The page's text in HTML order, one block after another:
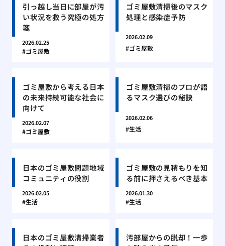
引っ越し当日に部屋が汚
い状況を救う究極の処方
箋
2026.02.25
ゴミ屋敷
ゴミ屋敷清掃後のマスク
処理と感染症予防
2026.02.09
ゴミ屋敷
ゴミ屋敷から考える日本
の未来持続可能な社会に
向けて
2026.02.07
ゴミ屋敷
ゴミ屋敷清掃のプロが語
るマスク選びの秘訣
2026.02.06
生活
日本のゴミ屋敷問題地域
コミュニティの役割
2026.02.05
生活
ゴミ屋敷の見積もりを知
る前に押さえるべき基本
2026.01.30
生活
日本のゴミ屋敷清掃業者
汚部屋からの脱却！一歩